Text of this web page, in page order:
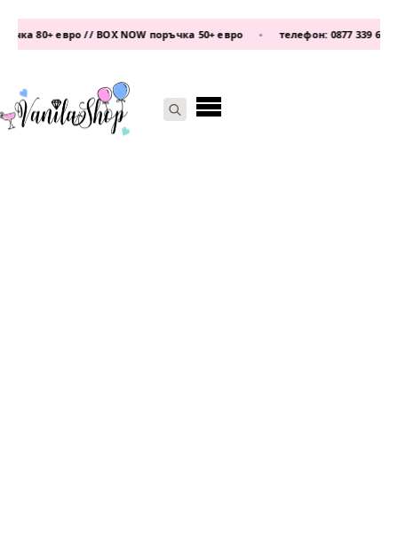
80+ евро // BOX NOW поръчка 50+ евро • телефон:0877 339 609/